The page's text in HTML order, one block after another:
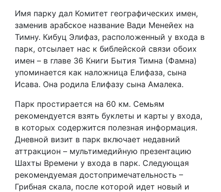
Имя парку дал Комитет географических имен,
заменив арабское название Вади Менейех на
Тимну. Кибуц Элифаз, расположенный у входа в
парк, отсылает нас к библейской связи обоих
имен – в главе 36 Книги Бытия Тимна (Фамна)
упоминается как наложница Елифаза, сына
Исава. Она родила Елифазу сына Амалека.
Парк простирается на 60 км. Семьям
рекомендуется взять буклеты и карты у входа,
в которых содержится полезная информация.
Дневной визит в парк включает недавний
аттракцион – мультимедийную презентацию
Шахты Времени у входа в парк. Следующая
рекомендуемая достопримечательность –
Грибная скала, после которой идет новый и